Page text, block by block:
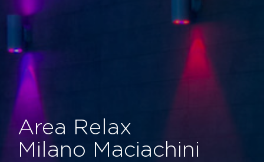
Area Relax
Milano Maciachini